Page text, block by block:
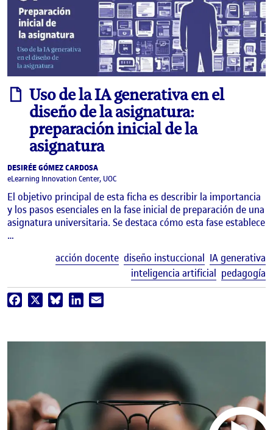
informe
Uso de la IA generativa en el
diseño de la asignatura:
preparación inicial de la
asignatura
DESIRÉE GÓMEZ CARDOSA
eLearning Innovation Center, UOC
El objetivo principal de esta ficha es describir la importancia
y los pasos esenciales en la fase inicial de preparación de una
asignatura universitaria. Se destaca cómo esta fase establece
…
acción docente diseño instuccional IA generativa
inteligencia artificial pedagogía
Facebook BlueskyLinkedIn